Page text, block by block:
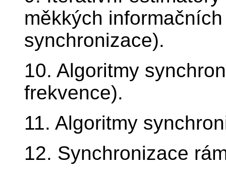
měkkých
synchronizace).
10. Algoritmy
frekvence).
11. Algoritmy
12. Synchronizace